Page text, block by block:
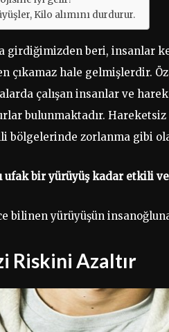
Kilo alımını durdurur.
girdiğimizden beri, insanlar
çıkamaz hale gelmişlerdir.
çalışan insanlar ve
bulunmaktadır.
bölgelerinde zorlanma gibi
ufak bir yürüyüş kadar etkili
bilinen yürüyüşün
Riskini Azaltır